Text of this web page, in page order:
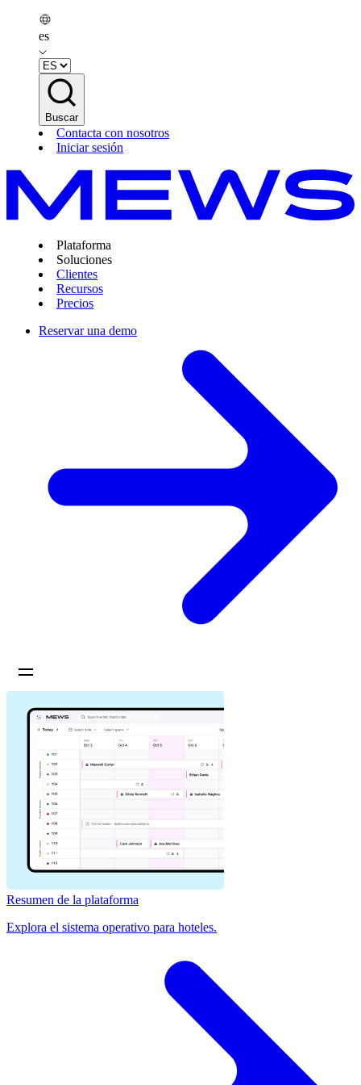
es
Buscar
Contacta con nosotros
Iniciar sesión
Plataforma
Soluciones
Clientes
Recursos
Precios
Reservar una demo
Resumen de la plataforma
Explora el sistema operativo para hoteles.